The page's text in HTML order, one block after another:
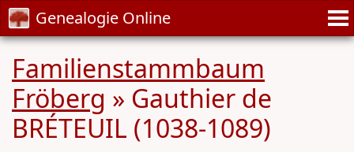
Genealogie Online
Familienstammbaum
Fröberg » Gauthier de
BRÉTEUIL (1038-1089)